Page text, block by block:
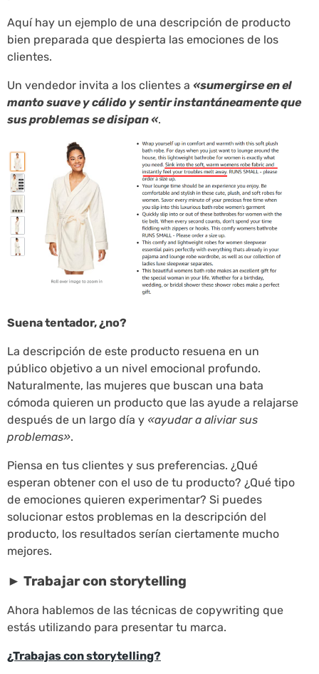
Aquí hay un ejemplo de una descripción de producto
bien preparada que despierta las emociones de los
clientes.
Un vendedor invita a los clientes a «sumergirse en el
manto suave y cálido y sentir instantáneamente que
sus problemas se disipan «.
Suena tentador, ¿no?
La descripción de este producto resuena en un
público objetivo a un nivel emocional profundo.
Naturalmente, las mujeres que buscan una bata
cómoda quieren un producto que las ayude a relajarse
después de un largo día y «ayudar a aliviar sus
problemas».
Piensa en tus clientes y sus preferencias. ¿Qué
esperan obtener con el uso de tu producto? ¿Qué tipo
de emociones quieren experimentar? Si puedes
solucionar estos problemas en la descripción del
producto, los resultados serían ciertamente mucho
mejores.
► Trabajar con storytelling
Ahora hablemos de las técnicas de copywriting que
estás utilizando para presentar tu marca.
¿Trabajas con storytelling?